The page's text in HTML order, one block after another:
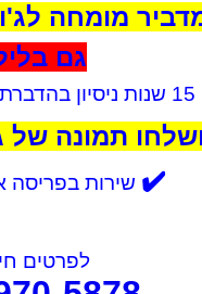
מומחה
גם
תמונה של
✔️ שירות בפריסה
לפרטים